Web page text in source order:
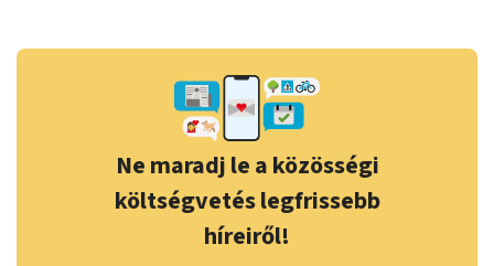
Ne maradj le a közösségi
költségvetés legfrissebb
híreiről!